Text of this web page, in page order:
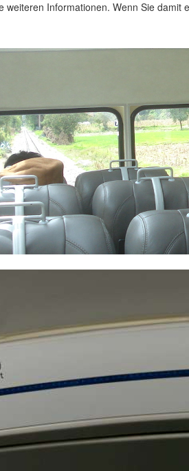
Informationen. Wenn Sie damit